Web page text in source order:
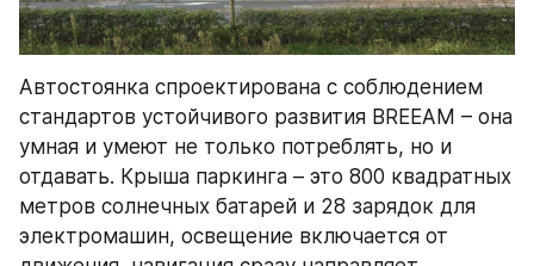
Автостоянка спроектирована с соблюдением
стандартов устойчивого развития BREEAM – она
умная и умеют не только потреблять, но и
отдавать. Крыша паркинга – это 800 квадратных
метров солнечных батарей и 28 зарядок для
электромашин, освещение включается от